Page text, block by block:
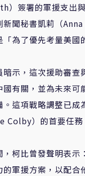
）簽署的軍援支出
新聞秘書凱莉（
為了優先考量美國
暗示，這次援助審查
有關，並為未來可
這項戰略調整已成
Colby）的首要任務
柯比曾發聲明表示
的軍援方案，以配合